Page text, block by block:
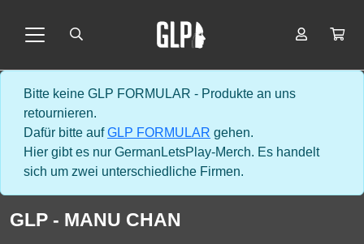
Bitte keine GLP FORMULAR - Produkte an uns
retournieren.
Dafür bitte aufGLP FORMULAR gehen.
Hier gibt es nur GermanLetsPlay-Merch. Es handelt
sich um zwei unterschiedliche Firmen.
GLP - MANU CHAN